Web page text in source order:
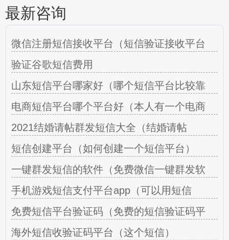
最新咨询
微信注册短信接收平台（短信验证接收平台
验证谷歌短信费用
山东短信平台哪家好（哪个短信平台比较靠
电商短信平台哪个平台好（本人有一个电商
2021结婚请帖群发短信大全（结婚请帖
短信创建平台（如何创建一个短信平台）
一键群发短信的软件（免费微信一键群发软
手机游戏短信支付平台app（可以用短信
免费短信平台验证码（免费的短信验证码平
海外短信收验证码平台（这个短信）